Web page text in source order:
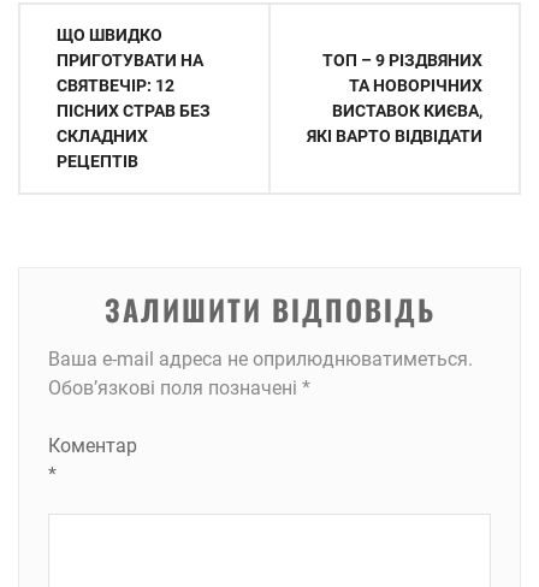
Навігація
записів
ЩО ШВИДКО
ПРИГОТУВАТИ НА
СВЯТВЕЧІР: 12
ПІСНИХ СТРАВ БЕЗ
СКЛАДНИХ
РЕЦЕПТІВ
ТОП – 9 РІЗДВЯНИХ
ТА НОВОРІЧНИХ
ВИСТАВОК КИЄВА,
ЯКІ ВАРТО ВІДВІДАТИ
ЗАЛИШИТИ ВІДПОВІДЬ
Ваша e-mail адреса не оприлюднюватиметься.
Обов’язкові поля позначені *
Коментар
*